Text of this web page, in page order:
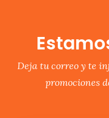
Deja tu correo y te
promociones